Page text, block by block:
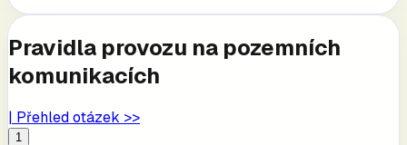
Pravidla provozu na pozemních
komunikacích
| Přehled otázek >>
1